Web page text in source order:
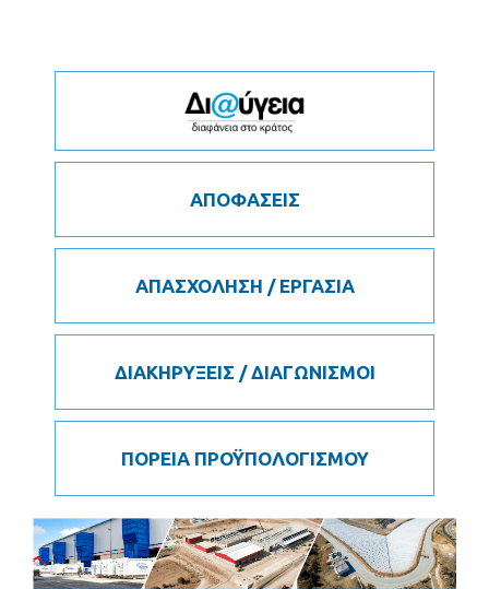
ΑΠΟΦΑΣΕΙΣ
ΑΠΑΣΧΟΛΗΣΗ / ΕΡΓΑΣΙΑ
ΔΙΑΚΗΡΥΞΕΙΣ / ΔΙΑΓΩΝΙΣΜΟΙ
ΠΟΡΕΙΑ ΠΡΟΫΠΟΛΟΓΙΣΜΟΥ